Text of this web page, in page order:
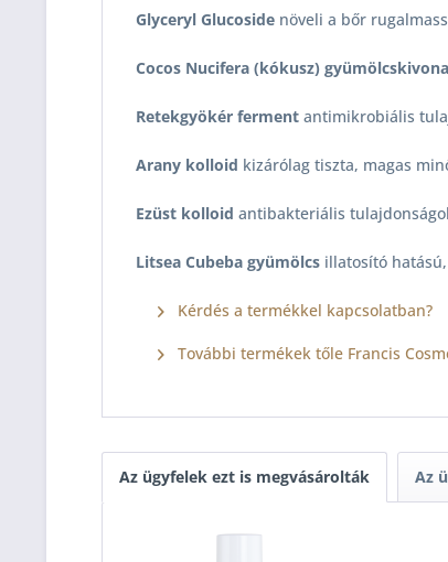
Glyceryl Glucoside növeli a bőr
Cocos Nucifera (kókusz)
Retekgyökér ferment antimikrobiális
Arany kolloid kizárólag tiszta, magas
Ezüst kolloid antibakteriális
Litsea Cubeba gyümölcs illatosító
Kérdés a termékkel kapcsolatban?
További termékek tőle Francis
Az ügyfelek ezt is megvásárolták Az